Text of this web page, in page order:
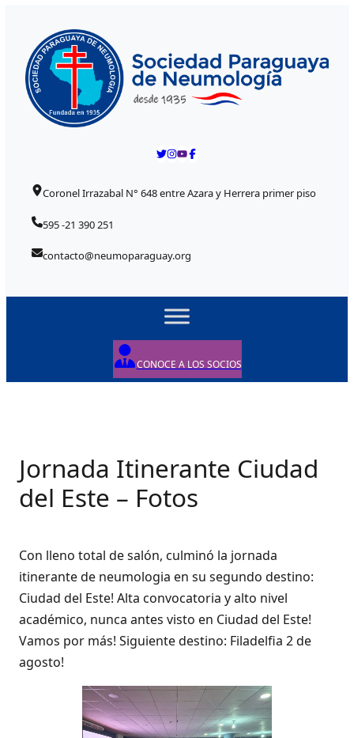
Coronel Irrazabal N° 648 entre Azara y Herrera primer piso
595 -21 390 251
contacto@neumoparaguay.org
CONOCE A LOS SOCIOS
Jornada Itinerante Ciudad
del Este – Fotos
Con lleno total de salón, culminó la jornada
itinerante de neumologia en su segundo destino:
Ciudad del Este! Alta convocatoria y alto nivel
académico, nunca antes visto en Ciudad del Este!
Vamos por más! Siguiente destino: Filadelfia 2 de
agosto!